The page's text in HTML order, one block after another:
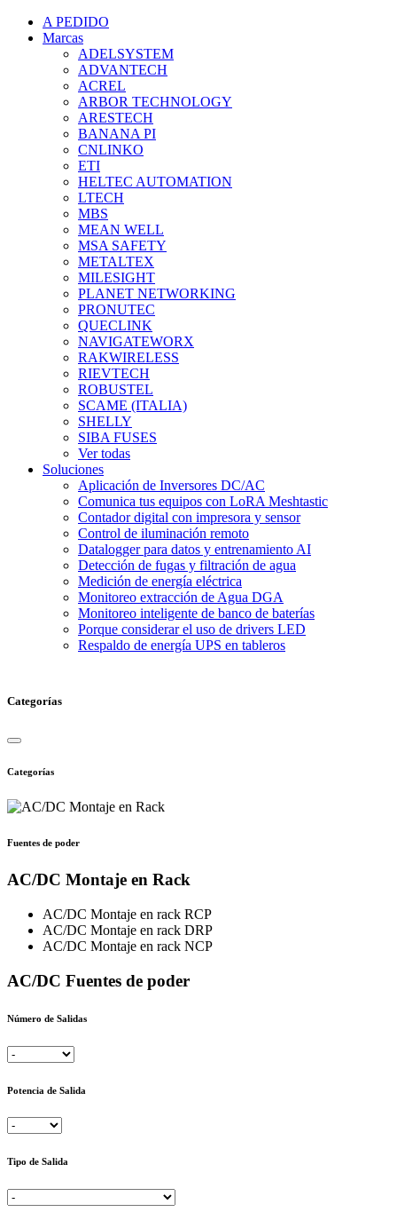
A PEDIDO
Marcas
ADELSYSTEM
ADVANTECH
ACREL
ARBOR TECHNOLOGY
ARESTECH
BANANA PI
CNLINKO
ETI
HELTEC AUTOMATION
LTECH
MBS
MEAN WELL
MSA SAFETY
METALTEX
MILESIGHT
PLANET NETWORKING
PRONUTEC
QUECLINK
NAVIGATEWORX
RAKWIRELESS
RIEVTECH
ROBUSTEL
SCAME (ITALIA)
SHELLY
SIBA FUSES
Ver todas
Soluciones
Aplicación de Inversores DC/AC
Comunica tus equipos con LoRA Meshtastic
Contador digital con impresora y sensor
Control de iluminación remoto
Datalogger para datos y entrenamiento AI
Detección de fugas y filtración de agua
Medición de energía eléctrica
Monitoreo extracción de Agua DGA
Monitoreo inteligente de banco de baterías
Porque considerar el uso de drivers LED
Respaldo de energía UPS en tableros
Categorías
Categorías
Fuentes de poder
AC/DC Montaje en Rack
AC/DC Montaje en rack RCP
AC/DC Montaje en rack DRP
AC/DC Montaje en rack NCP
AC/DC Fuentes de poder
Número de Salidas
Potencia de Salida
Tipo de Salida